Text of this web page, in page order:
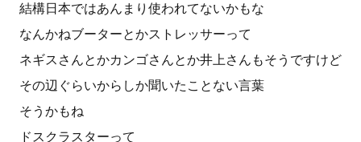
結構日本ではあんまり使われてないかもな
なんかねブーターとかストレッサーって
ネギスさんとかカンゴさんとか井上さんもそうですけど
その辺ぐらいからしか聞いたことない言葉
そうかもね
ドスクラスターって